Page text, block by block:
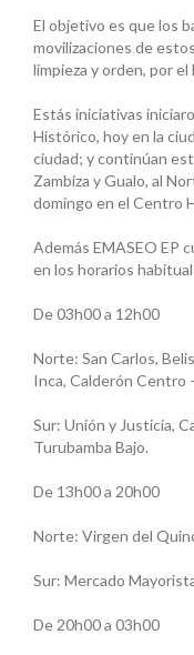
El objetivo es que los
movilizaciones de
limpieza y orden, por
Estás iniciativas
Histórico, hoy en la
ciudad; y continúan
Zambiza y Gualo, al
domingo en el Centro
Además EMASEO EP
en los horarios
De 03h00 a 12h00
Norte: San Carlos,
Inca, Calderón Centro
Sur: Unión y Justicia,
Turubamba Bajo.
De 13h00 a 20h00
Norte: Virgen del
Sur: Mercado
De 20h00 a 03h00